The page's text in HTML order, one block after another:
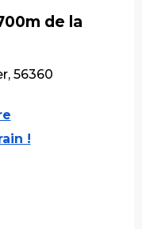
de la
56360
!